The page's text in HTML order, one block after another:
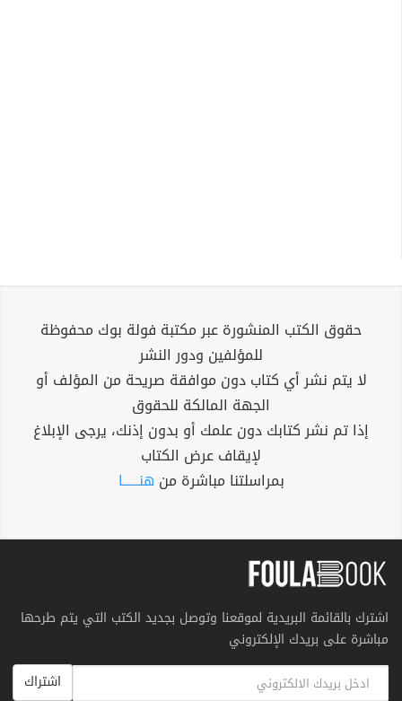
حقوق الكتب المنشورة عبر مكتبة فولة بوك محفوظة
للمؤلفين ودور النشر
لا يتم نشر أي كتاب دون موافقة صريحة من المؤلف أو
الجهة المالكة للحقوق
إذا تم نشر كتابك دون علمك أو بدون إذنك، يرجى الإبلاغ
لإيقاف عرض الكتاب
بمراسلتنا مباشرة من هنــــــا
اشترك بالقائمة البريدية لموقعنا وتوصل بجديد الكتب التي يتم طرحها
مباشرة على بريدك الإلكتروني
اشتراك